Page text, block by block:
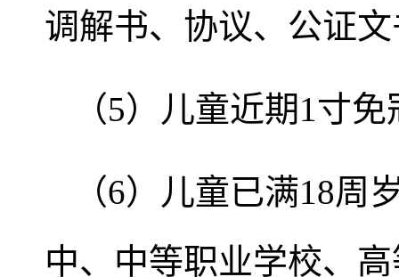
调解书、协议、公证
（5）儿童近期1寸
（6）儿童已满18
中、中等职业学校、